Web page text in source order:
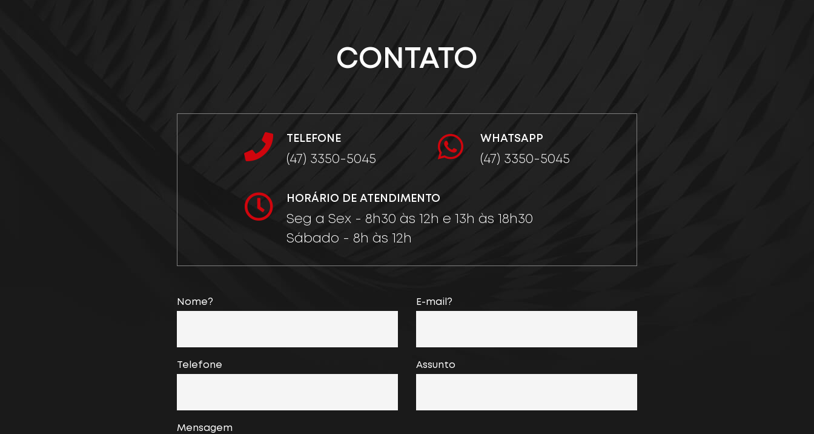
CONTATO
TELEFONE
(47) 3350-5045
WHATSAPP
(47) 3350-5045
HORÁRIO DE ATENDIMENTO
Seg a Sex - 8h30 às 12h e 13h às 18h30
Sábado - 8h às 12h
Nome? E-mail?
Telefone Assunto
Mensagem